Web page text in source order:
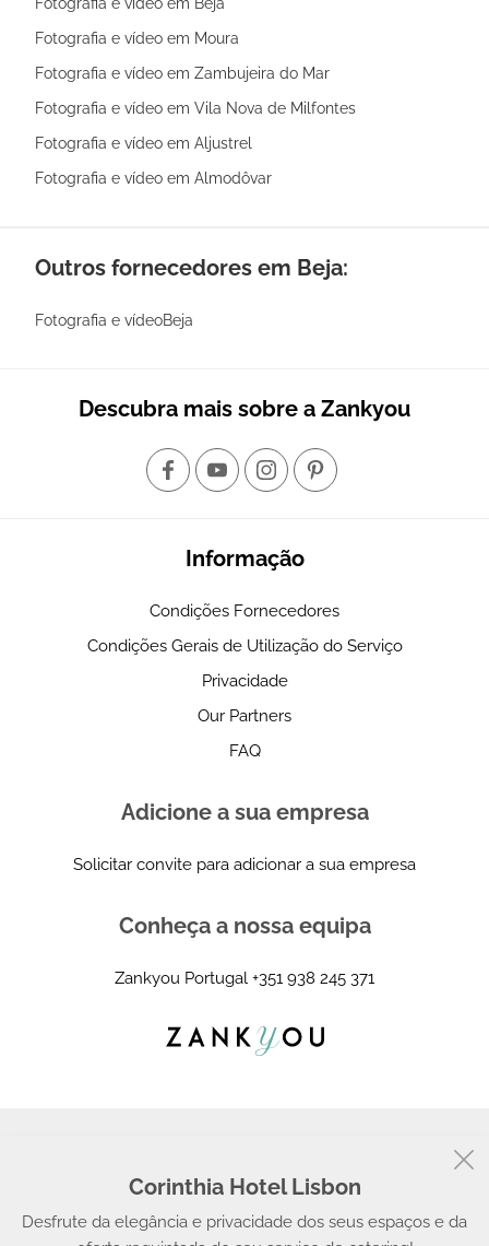
Corinthia Hotel Lisbon
Desfrute da elegância e privacidade dos seus espaços e da
Fotografia e vídeo em Moura
Fotografia e vídeo em Zambujeira do Mar
Fotografia e vídeo em Vila Nova de Milfontes
Fotografia e vídeo em Aljustrel
Fotografia e vídeo em Almodôvar
Outros fornecedores em Beja:
Fotografia e vídeoBeja
Descubra mais sobre a Zankyou
Informação
Condições Fornecedores
Condições Gerais de Utilização do Serviço
Privacidade
Our Partners
FAQ
Adicione a sua empresa
Solicitar convite para adicionar a sua empresa
Conheça a nossa equipa
Zankyou Portugal +351 938 245 371
© 2008 - 2026, Zankyou